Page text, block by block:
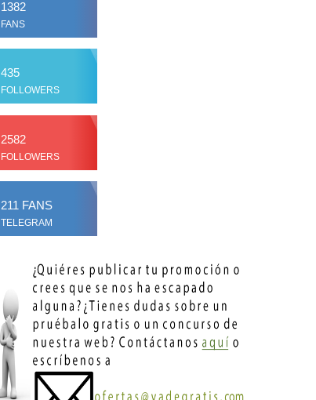
1382
FANS
435
FOLLOWERS
2582
FOLLOWERS
211 FANS
TELEGRAM